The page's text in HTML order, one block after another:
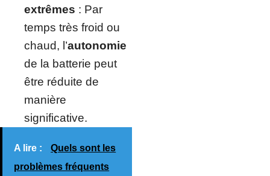
extrêmes : Par
temps très froid ou
chaud, l’autonomie
de la batterie peut
être réduite de
manière
significative.
A lire :
Quels sont les
problèmes fréquents